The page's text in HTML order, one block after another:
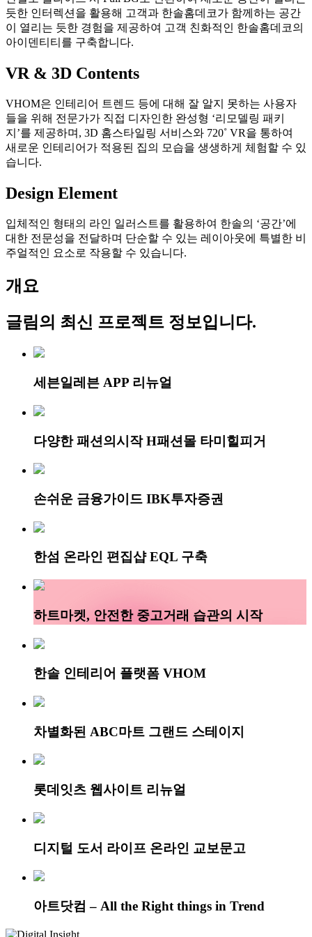
듯한 인터렉션을 활용해 고객과 한솔홈데코가 함께하는 공간
이 열리는 듯한 경험을 제공하여 고객 친화적인 한솔홈데코의
아이덴티티를 구축합니다.
VR & 3D Contents
VHOM은 인테리어 트렌드 등에 대해 잘 알지 못하는 사용자
들을 위해 전문가가 직접 디자인한 완성형 ‘리모델링 패키
지’를 제공하며, 3D 홈스타일링 서비스와 720˚ VR을 통하여
새로운 인테리어가 적용된 집의 모습을 생생하게 체험할 수 있
습니다.
Design Element
입체적인 형태의 라인 일러스트를 활용하여 한솔의 ‘공간’에
대한 전문성을 전달하며 단순할 수 있는 레이아웃에 특별한 비
주얼적인 요소로 작용할 수 있습니다.
개요
글림의 최신 프로젝트 정보입니다.
세븐일레븐 APP 리뉴얼
다양한 패션의시작 H패션몰 타미힐피거
손쉬운 금융가이드 IBK투자증권
한섬 온라인 편집샵 EQL 구축
하트마켓, 안전한 중고거래 습관의 시작
한솔 인테리어 플랫폼 VHOM
차별화된 ABC마트 그랜드 스테이지
롯데잇츠 웹사이트 리뉴얼
디지털 도서 라이프 온라인 교보문고
아트닷컴 – All the Right things in Trend